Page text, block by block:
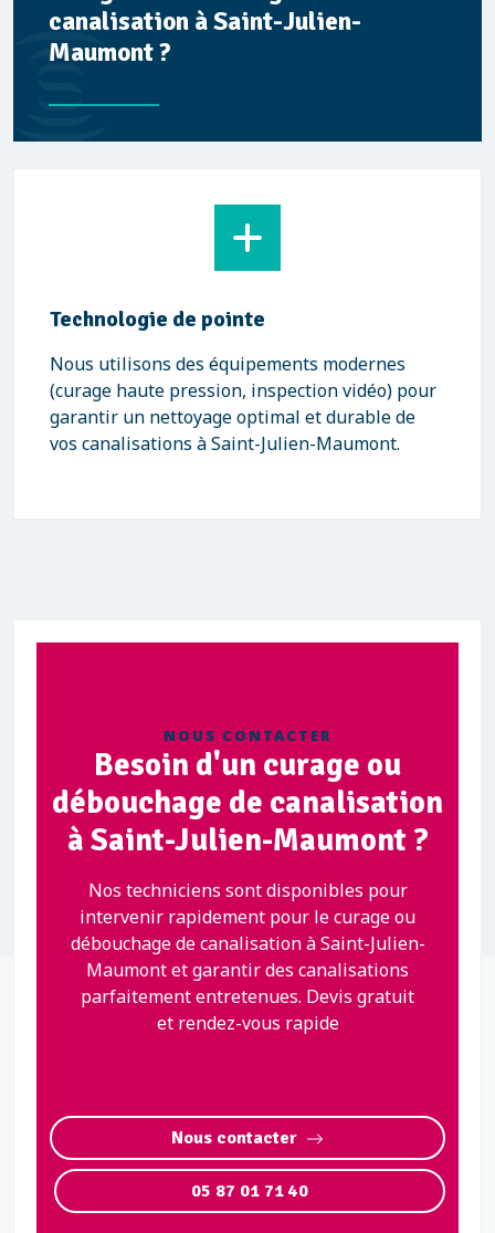
canalisation à Saint-Julien-
Maumont ?
Technologie de pointe
Nous utilisons des équipements modernes
(curage haute pression, inspection vidéo) pour
garantir un nettoyage optimal et durable de
vos canalisations à Saint-Julien-Maumont.
NOUS CONTACTER
Besoin d'un curage ou
débouchage de canalisation
à Saint-Julien-Maumont ?
Nos techniciens sont disponibles pour
intervenir rapidement pour le curage ou
débouchage de canalisation à Saint-Julien-
Maumont et garantir des canalisations
parfaitement entretenues. Devis gratuit
et rendez-vous rapide
Nous contacter
05 87 01 71 40